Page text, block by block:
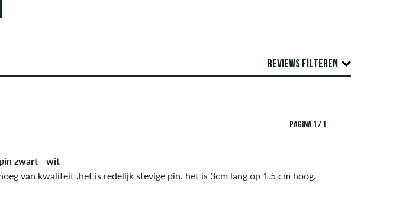
de toepasselijke wetgeving of auteursrechten schenden en die spam en
kun je dit zien aan het groene vinkje naast de naam met de woorden
van hun bestellingen. Voor beoordelingen zonder een groen vinkje kunnen we niet
REVIEWS FILTEREN
PAGINA 1 / 1
zwart - wit
van kwaliteit ,het is redelijk stevige pin. het is 3cm lang op 1.5 cm hoog.